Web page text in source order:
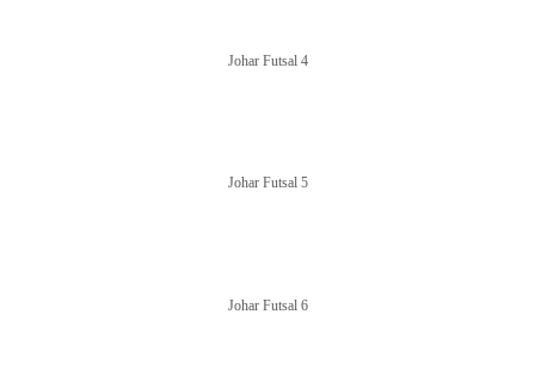
Johar Futsal 4
Johar Futsal 5
Johar Futsal 6